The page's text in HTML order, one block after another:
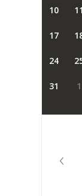
10 11
17
24
31 1